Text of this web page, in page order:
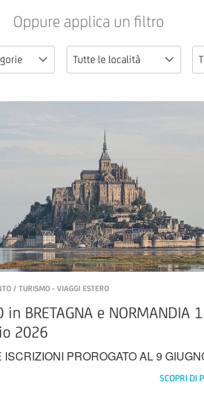
Oppure applica un filtro
Tutte le località
/ TURISMO - VIAGGI ESTERO
in BRETAGNA e NORMANDIA
2026
PROROGATO AL 9
SCOPRI DI